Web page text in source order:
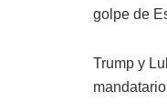
golpe de
Trump y